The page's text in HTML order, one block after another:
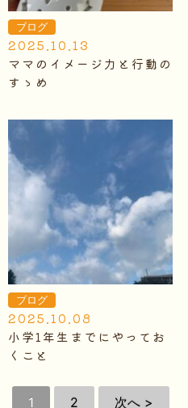
ブログ
2025.10.13
ママのイメージ力と行動の
すゝめ
ブログ
2025.10.08
小学1年生までにやってお
くこと
1 2 次へ >